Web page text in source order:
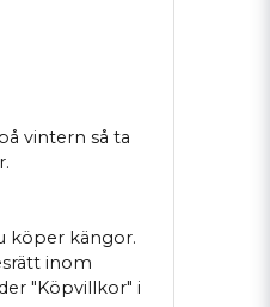
vintern så ta
köper kängor.
inom
"Köpvillkor" i